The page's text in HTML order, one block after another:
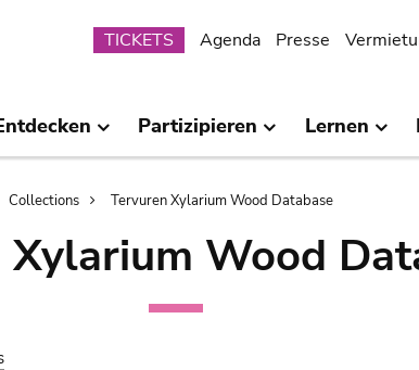
Submenu
TICKETS Agenda Presse
Partizipieren Lernen
Collections Tervuren Xylarium Wood Database
Wood